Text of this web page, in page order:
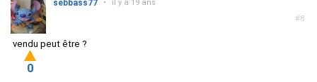
#8
sebbass77 • il y a 19 ans
vendu peut être ?
0